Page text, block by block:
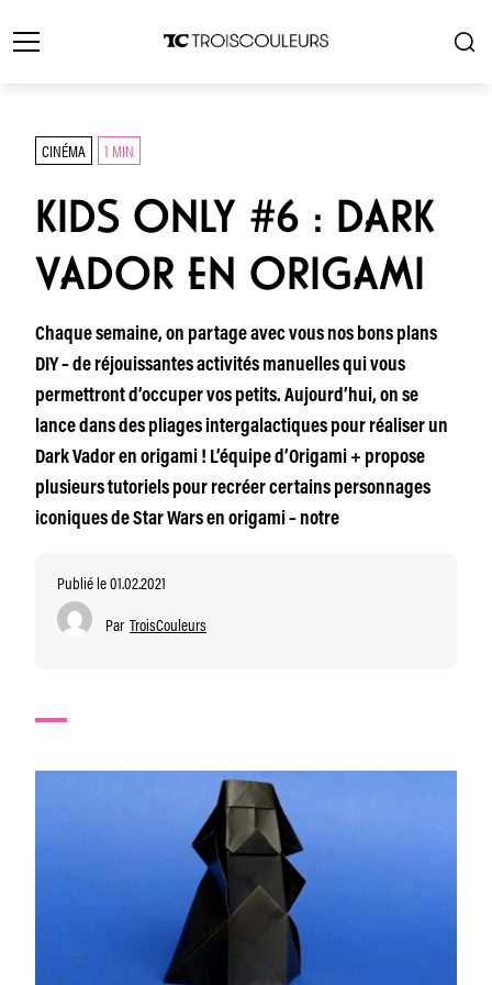
CINÉMA 1 MIN
KIDS ONLY #6 : DARK
VADOR EN ORIGAMI
Chaque semaine, on partage avec vous nos bons plans
DIY – de réjouissantes activités manuelles qui vous
permettront d’occuper vos petits. Aujourd’hui, on se
lance dans des pliages intergalactiques pour réaliser un
Dark Vador en origami ! L’équipe d’Origami + propose
plusieurs tutoriels pour recréer certains personnages
iconiques de Star Wars en origami – notre
Publié le 01.02.2021
Par TroisCouleurs